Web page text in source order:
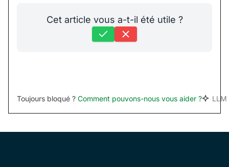
Cet article vous a-t-il été utile ?
Toujours bloqué ? Comment pouvons-nous vous aider ? LLM